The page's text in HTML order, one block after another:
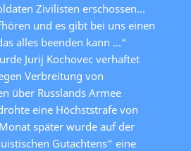
Zivilisten erschossen…
und es gibt bei uns einen
alles beenden kann …“
Jurij Kochovec verhaftet
Verbreitung von
über Russlands Armee
eine Höchststrafe von
später wurde auf der
Gutachtens“ eine